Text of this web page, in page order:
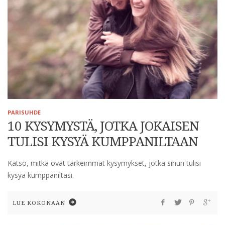
PARISUHDE
10 KYSYMYSTÄ, JOTKA JOKAISEN
TULISI KYSYÄ KUMPPANILTAAN
Katso, mitkä ovat tärkeimmät kysymykset, jotka sinun tulisi
kysyä kumppaniltasi.
LUE KOKONAAN